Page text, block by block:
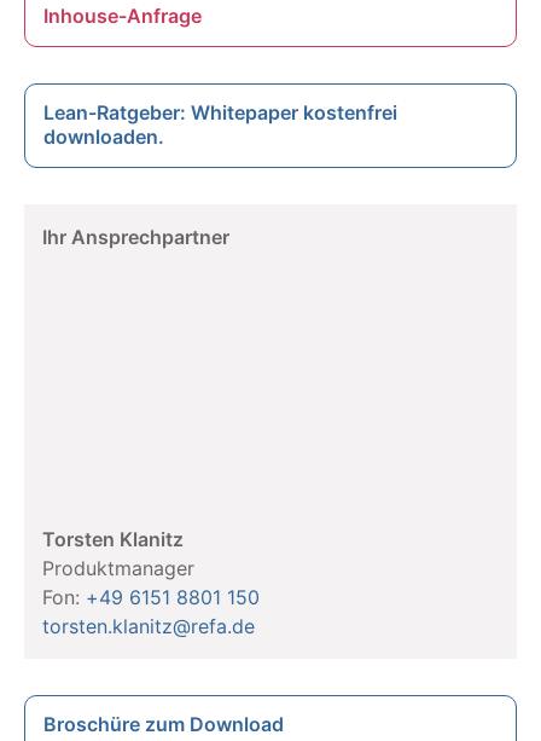
Inhouse-Anfrage
Lean-Ratgeber: Whitepaper kostenfrei
downloaden.
Ihr Ansprechpartner
Torsten Klanitz
Produktmanager
Fon: +49 6151 8801 150
torsten.klanitz@refa.de
Broschüre zum Download